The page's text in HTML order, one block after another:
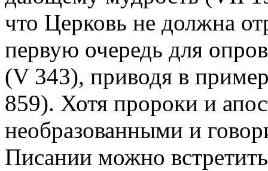
что Церковь не должна
первую очередь для
(V 343), приводя в
859). Хотя пророки и
необразованными и
Писании можно